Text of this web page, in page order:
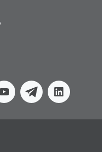
YouTubeTelegramLinkedin